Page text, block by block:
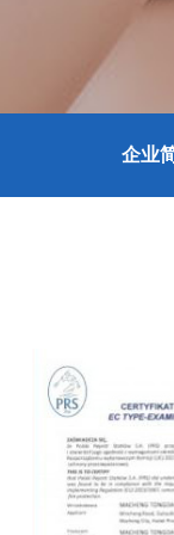
企业